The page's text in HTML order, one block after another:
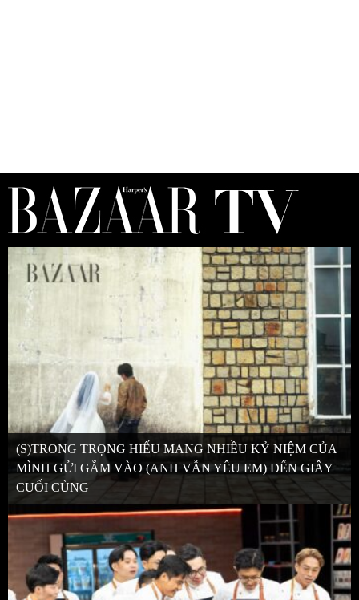
(S)TRONG TRỌNG HIẾU MANG NHIỀU KỶ NIỆM CỦA
MÌNH GỬI GẮM VÀO (ANH VẪN YÊU EM) ĐẾN GIÂY
CUỐI CÙNG